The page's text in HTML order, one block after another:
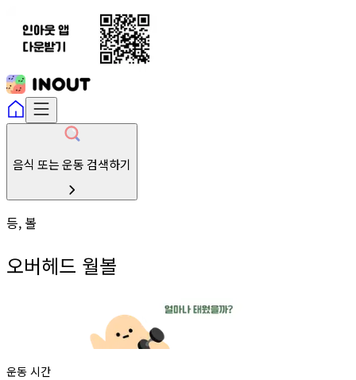
음식 또는 운동 검색하기
등, 볼
오버헤드 월볼
운동 시간